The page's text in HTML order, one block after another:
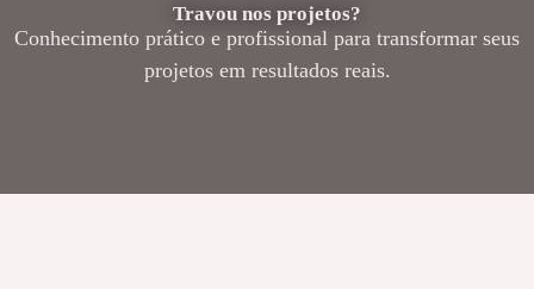
Travou nos projetos?
Conhecimento prático e profissional para transformar seus
projetos em resultados reais.